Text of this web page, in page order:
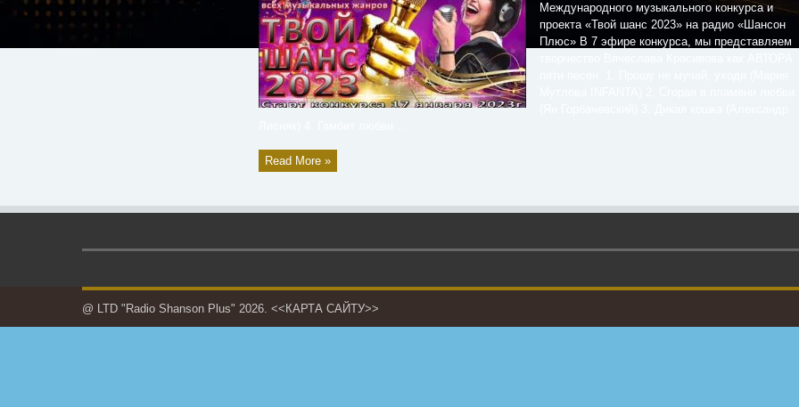
Международного музыкального конкурса и
проекта «Твой шанс 2023» на радио «Шансон
Плюс» В 7 эфире конкурса, мы представляем
Read More »
@ LTD "Radio Shanson Plus" 2026. <<КАРТА САЙТУ>>